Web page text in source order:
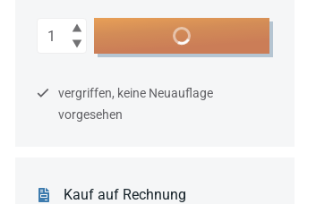
Anzahl In den Warenkorb
vergriffen, keine Neuauflage
vorgesehen
Kauf auf Rechnung